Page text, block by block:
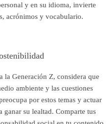
y en su idioma, invierte
acrónimos y vocabulario.
la Generación Z, considera que
ambiente y las cuestiones
por estos temas y actuar
ganar su lealtad. Comparte tus